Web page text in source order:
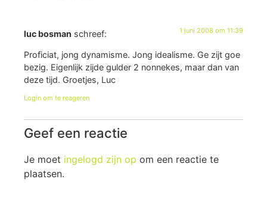
luc bosman schreef: 1 juni 2008 om 11:39
Proficiat, jong dynamisme. Jong idealisme. Ge zijt goe
bezig. Eigenlijk zijde gulder 2 nonnekes, maar dan van
deze tijd. Groetjes, Luc
Login om te reageren
Geef een reactie
Je moet ingelogd zijn op om een reactie te
plaatsen.